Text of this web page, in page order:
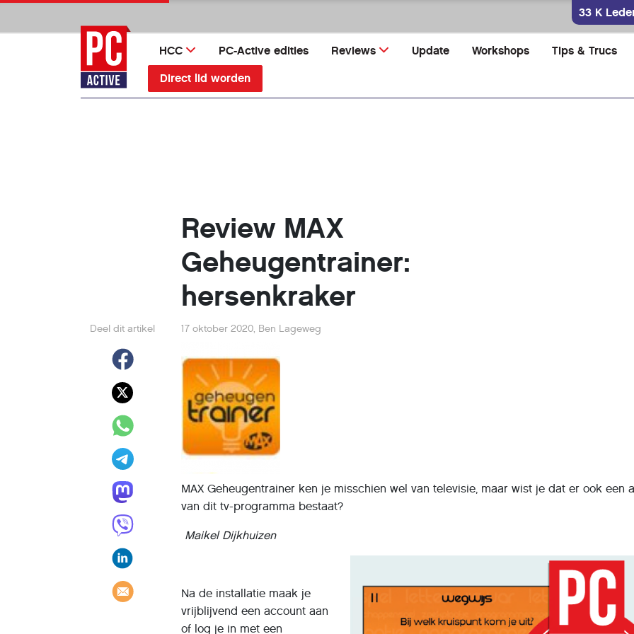
direct
naar
inhoud
33 K
HCC PC-Active edities Reviews Update Workshops Tips & Trucs
Direct lid worden
Review MAX
Geheugentrainer:
hersenkraker
Deel dit artikel 17 oktober 2020, Ben Lageweg
MAX Geheugentrainer ken je misschien wel van televisie, maar wist je dat er ook een
van dit tv-programma bestaat?
Maikel Dijkhuizen
Na de installatie maak je
vrijblijvend een account aan
of log je in met een